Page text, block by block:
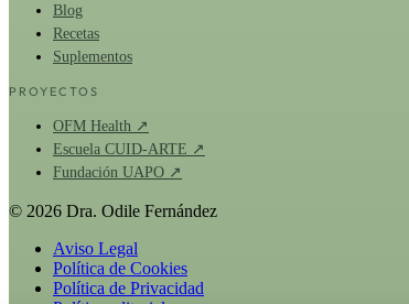
Blog
Recetas
Suplementos
PROYECTOS
OFM Health ↗
Escuela CUID-ARTE ↗
Fundación UAPO ↗
© 2026 Dra. Odile Fernández
Aviso Legal
Política de Cookies
Política de Privacidad